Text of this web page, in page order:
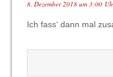
8. Dezember 2018 um 3:00
Ich fass‘ dann mal